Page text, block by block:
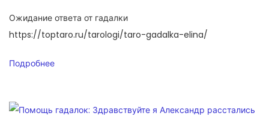
Ожидание ответа от гадалки
https://toptaro.ru/tarologi/taro-gadalka-elina/
Подробнее